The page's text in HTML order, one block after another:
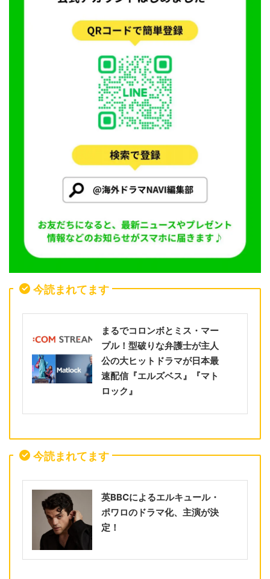
今読まれてます
まるでコロンボとミス・マー
プル！型破りな弁護士が主人
公の大ヒットドラマが日本最
速配信『エルズベス』『マト
ロック』
今読まれてます
英BBCによるエルキュール・
ポワロのドラマ化、主演が決
定！